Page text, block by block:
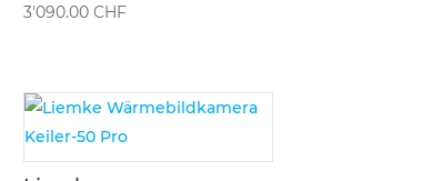
3'090.00CHF